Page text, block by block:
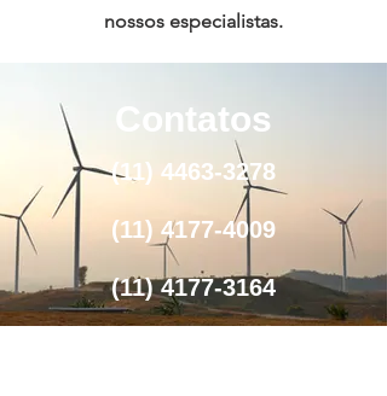
nossos especialistas.
Contatos
(11) 4463-3278
(11) 4177-4009
(11) 4177-3164